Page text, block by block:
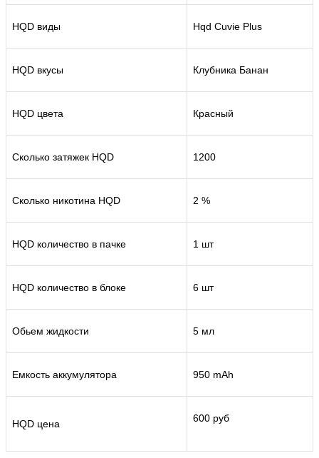
HQD виды Hqd Cuvie Plus
HQD вкусы Клубника Банан
HQD цвета Красный
Сколько затяжек HQD 1200
Сколько никотина HQD 2 %
HQD количество в пачке 1 шт
HQD количество в блоке 6 шт
Обьем жидкости 5 мл
Емкость аккумулятора 950 mAh
HQD цена 600 руб